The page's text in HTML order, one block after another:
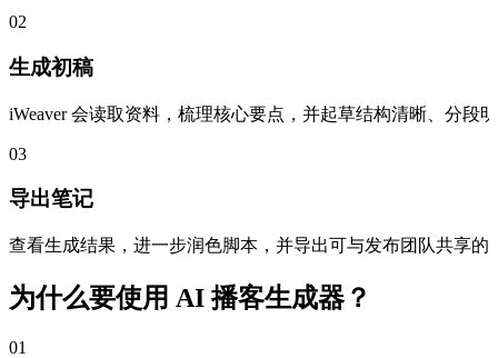
02
生成初稿
iWeaver 会读取资料，梳理核心要点，并起草结构清晰、分段
03
导出笔记
查看生成结果，进一步润色脚本，并导出可与发布团队共享的
为什么要使用 AI 播客生成器？
01